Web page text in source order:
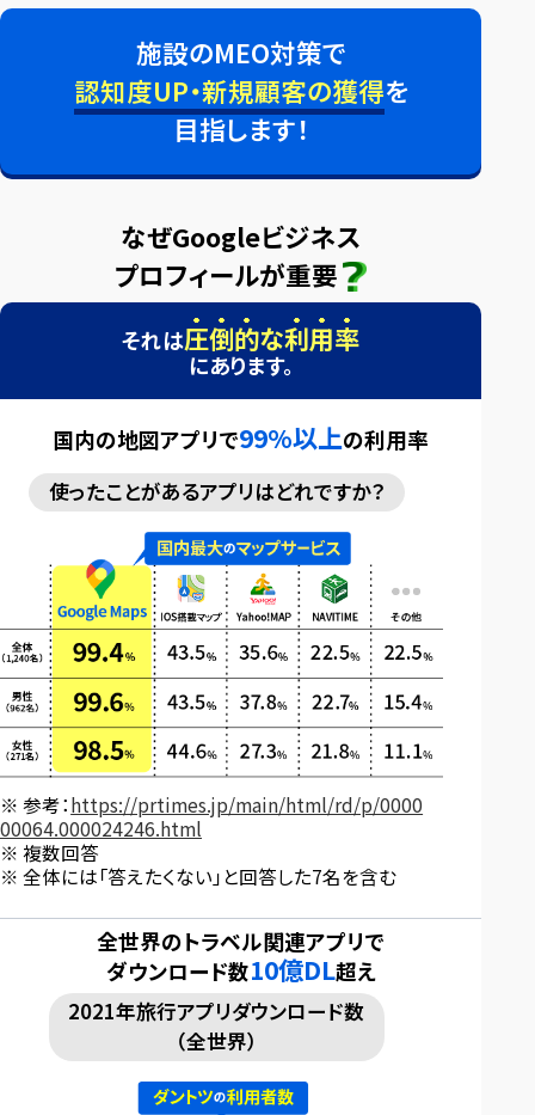
施設のMEO対策で
認知度UP・新規顧客の獲得を
目指します！
なぜGoogleビジネス
プロフィールが重要
それは圧倒的な利用率
にあります。
国内の地図アプリで99%以上の利用率
使ったことがあるアプリはどれですか？
参考：https://prtimes.jp/main/html/rd/p/0000
00064.000024246.html
複数回答
全体には「答えたくない」と回答した7名を含む
全世界のトラベル関連アプリで
ダウンロード数10億DL超え
2021年旅行アプリダウンロード数
（全世界）